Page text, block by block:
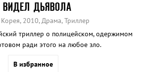
ВИДЕЛ ДЬЯВОЛА
2010, Драма, Триллер
триллер о полицейском, одержимом
ради этого на любое зло.
В избранное